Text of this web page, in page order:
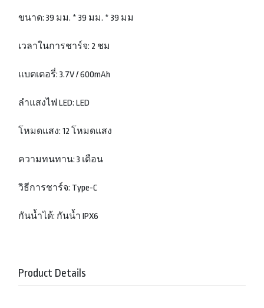
ขนาด: 39 มม. * 39 มม. * 39 มม
เวลาในการชาร์จ: 2 ชม
แบตเตอรี่: 3.7V / 600mAh
ลำแสงไฟ LED: LED
โหมดแสง: 12 โหมดแสง
ความทนทาน: 3 เดือน
วิธีการชาร์จ: Type-C
กันน้ำได้: กันน้ำ IPX6
Product Details